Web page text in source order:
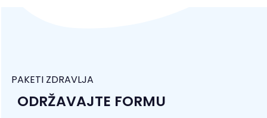
PAKETI ZDRAVLJA
ODRŽAVAJTE FORMU